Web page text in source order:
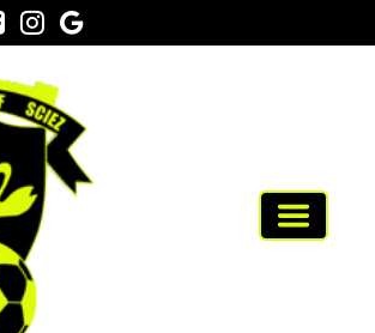
Toggle